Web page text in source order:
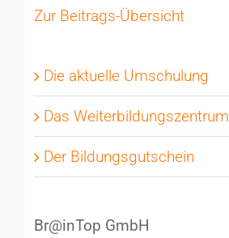
Zur Beitrags-Übersicht
Die aktuelle Umschulung
Das Weiterbildungszentrum
Der Bildungsgutschein
Br@inTop GmbH